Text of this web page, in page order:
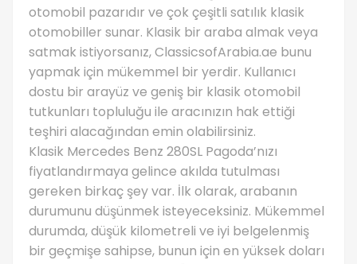
otomobil pazarıdır ve çok çeşitli satılık klasik
otomobiller sunar. Klasik bir araba almak veya
satmak istiyorsanız, ClassicsofArabia.ae bunu
yapmak için mükemmel bir yerdir. Kullanıcı
dostu bir arayüz ve geniş bir klasik otomobil
tutkunları topluluğu ile aracınızın hak ettiği
teşhiri alacağından emin olabilirsiniz.
Klasik Mercedes Benz 280SL Pagoda’nızı
fiyatlandırmaya gelince akılda tutulması
gereken birkaç şey var. İlk olarak, arabanın
durumunu düşünmek isteyeceksiniz. Mükemmel
durumda, düşük kilometreli ve iyi belgelenmiş
bir geçmişe sahipse, bunun için en yüksek doları